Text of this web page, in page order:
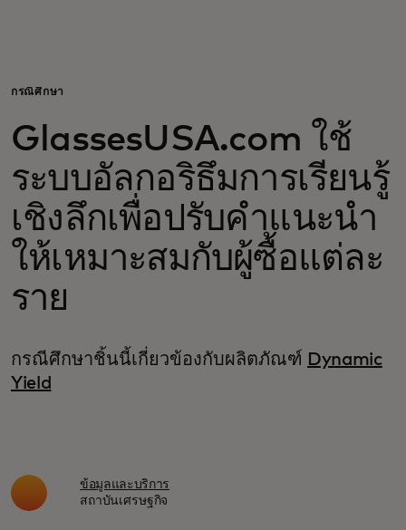
สำหรับธุรกิจ
เพื่อโลก
สำหรับผู้สร้างนวัตกรรม
ข่าวสารและแนวโน้ม
กรณีศึกษา
GlassesUSA.com ใช้
ระบบอัลกอริธึมการเรียนรู้
เชิงลึกเพื่อปรับคำแนะนำ
ให้เหมาะสมกับผู้ซื้อแต่ละ
ราย
กรณีศึกษาชิ้นนี้เกี่ยวข้องกับผลิตภัณฑ์ Dynamic
Yield
ข้อมูลและบริการ
สถาบันเศรษฐกิจ